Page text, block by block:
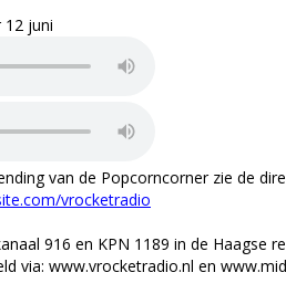
12 juni
van de Popcorncorner zie de
vrocketradio
916 en KPN 1189 in de Haagse
via: www.vrocketradio.nl en